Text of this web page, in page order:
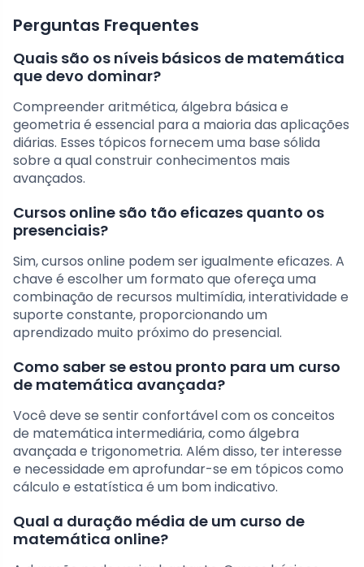
Perguntas Frequentes
Quais são os níveis básicos de matemática
que devo dominar?
Compreender aritmética, álgebra básica e
geometria é essencial para a maioria das aplicações
diárias. Esses tópicos fornecem uma base sólida
sobre a qual construir conhecimentos mais
avançados.
Cursos online são tão eficazes quanto os
presenciais?
Sim, cursos online podem ser igualmente eficazes. A
chave é escolher um formato que ofereça uma
combinação de recursos multimídia, interatividade e
suporte constante, proporcionando um
aprendizado muito próximo do presencial.
Como saber se estou pronto para um curso
de matemática avançada?
Você deve se sentir confortável com os conceitos
de matemática intermediária, como álgebra
avançada e trigonometria. Além disso, ter interesse
e necessidade em aprofundar-se em tópicos como
cálculo e estatística é um bom indicativo.
Qual a duração média de um curso de
matemática online?